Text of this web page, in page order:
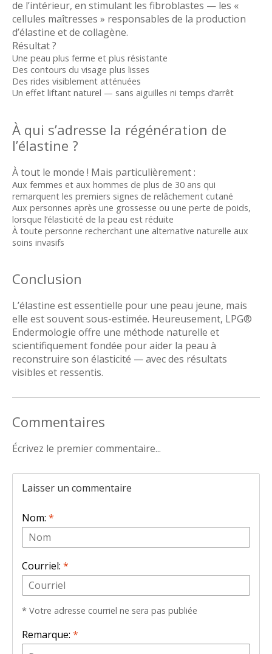
de l’intérieur, en stimulant les fibroblastes — les «
cellules maîtresses » responsables de la production
d’élastine et de collagène.
Résultat ?
Une peau plus ferme et plus résistante
Des contours du visage plus lisses
Des rides visiblement atténuées
Un effet liftant naturel — sans aiguilles ni temps d’arrêt
À qui s’adresse la régénération de
l’élastine ?
À tout le monde ! Mais particulièrement :
Aux femmes et aux hommes de plus de 30 ans qui
remarquent les premiers signes de relâchement cutané
Aux personnes après une grossesse ou une perte de poids,
lorsque l’élasticité de la peau est réduite
À toute personne recherchant une alternative naturelle aux
soins invasifs
Conclusion
L’élastine est essentielle pour une peau jeune, mais
elle est souvent sous-estimée. Heureusement, LPG®
Endermologie offre une méthode naturelle et
scientifiquement fondée pour aider la peau à
reconstruire son élasticité — avec des résultats
visibles et ressentis.
Commentaires
Écrivez le premier commentaire...
Laisser un commentaire
Nom: *
Courriel: *
* Votre adresse courriel ne sera pas publiée
Remarque: *